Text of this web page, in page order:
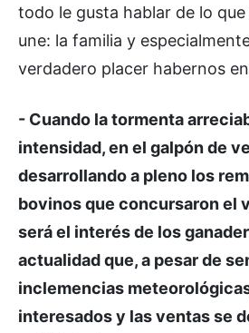
todo le gusta hablar de lo
une: la familia y
verdadero placer habernos
- Cuando la tormenta
intensidad, en el galpón de
desarrollando a pleno los
bovinos que concursaron el
será el interés de los
actualidad que, a pesar de
inclemencias
interesados y las ventas se